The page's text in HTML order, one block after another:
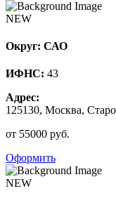
NEW
Округ: САО
ИФНС: 43
Адрес:
125130, Москва,
от 55000 руб.
Оформить
NEW